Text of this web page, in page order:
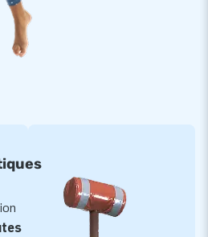
et de logitique, nous proposons
qui sont de plus en plus
Associées à notre service